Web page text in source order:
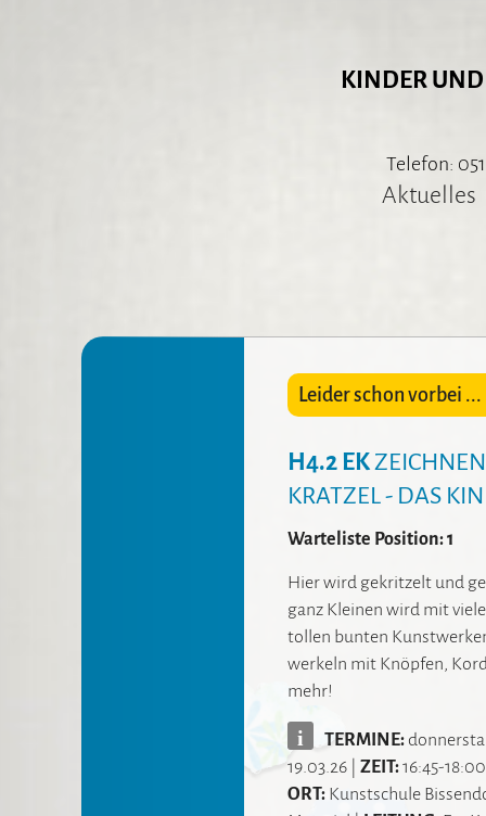
Aktuelles
Leider schon vorbei ...
H4.2 EK
KRATZEL - DAS
Warteliste Position: 1
Hier wird gekritzelt und
ganz Kleinen wird mit
tollen bunten
werkeln mit Knöpfen,
mehr!
i TERMINE:
19.03.26 | ZEIT:16:45-
ORT: Kunstschule
KINDER UND
Telefon: